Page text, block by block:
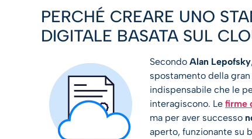
PERCHÉ CREARE UNO
DIGITALE BASATA SUL
Secondo Alan Lepofsky
spostamento della
indispensabile che le
interagiscono. Le firme
ma per aver successo
aperto, funzionante su